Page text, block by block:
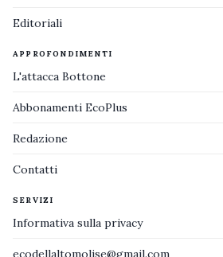
Editoriali
APPROFONDIMENTI
L'attacca Bottone
Abbonamenti EcoPlus
Redazione
Contatti
SERVIZI
Informativa sulla privacy
ecodellaltomolise@gmail.com